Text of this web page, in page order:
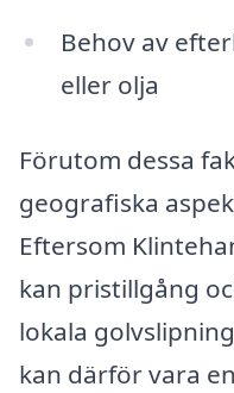
Behov av
eller olja
Förutom dessa
geografiska
Eftersom
kan pristillgång
lokala
kan därför vara